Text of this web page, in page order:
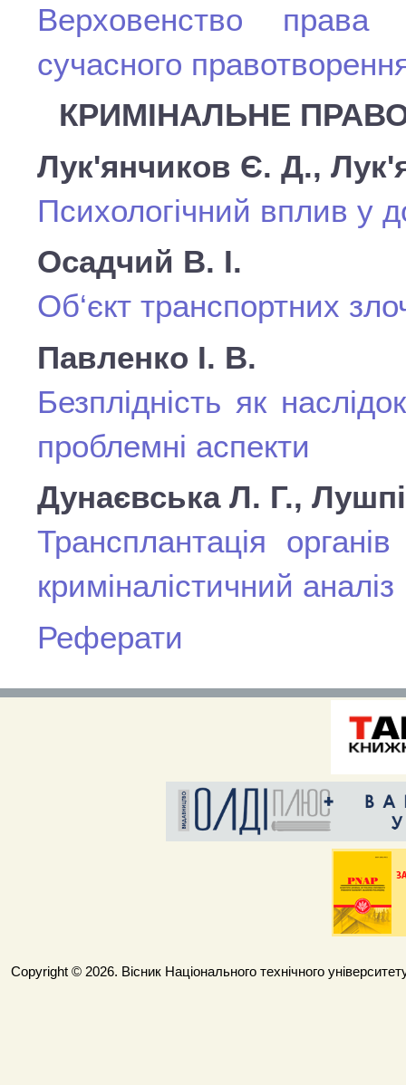
Верховенство
сучасного
КРИМІНАЛЬНЕ
Лук'янчиков Є. Д.,
Психологічний вплив у
Осадчий В. І.
Об‘єкт транспортних
Павленко І. В.
Безплідність як
проблемні аспекти
Дунаєвська Л. Г.,
Трансплантація
криміналістичний аналіз
Реферати
Copyright © 2026. Вісник Національного технічного